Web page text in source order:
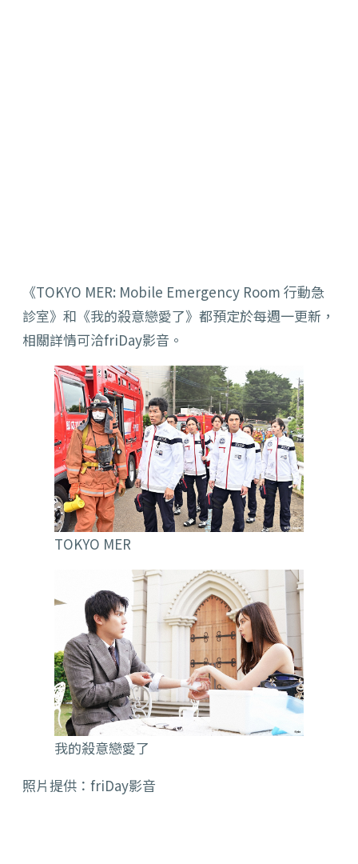
《TOKYO MER: Mobile Emergency Room 行動急
診室》和《我的殺意戀愛了》都預定於每週一更新，
相關詳情可洽friDay影音。
TOKYO MER
我的殺意戀愛了
照片提供：friDay影音